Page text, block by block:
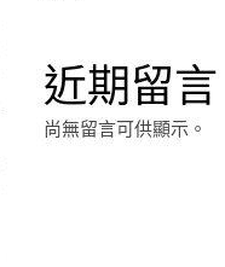
近期留言
尚無留言可供顯示。